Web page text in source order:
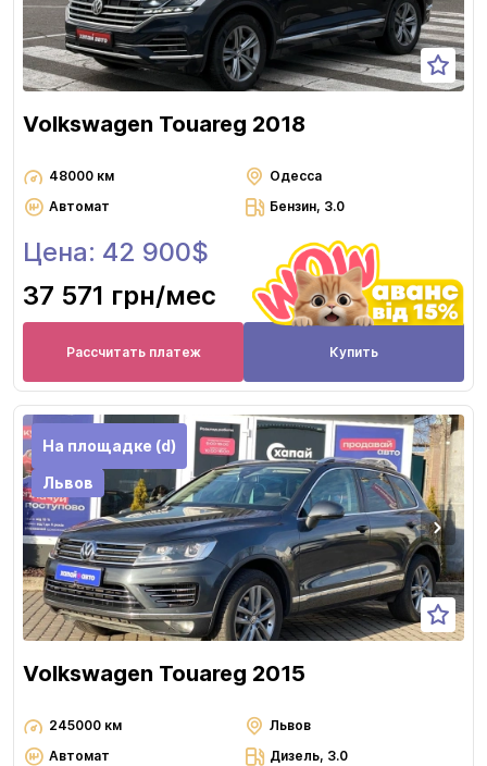
Volkswagen Touareg 2018
48000 км
Одесса
Автомат
Бензин, 3.0
Цена: 42 900$
37 571 грн/мес
Рассчитать платеж Купить
На площадке (d)
Львов
Volkswagen Touareg 2015
245000 км
Львов
Автомат
Дизель, 3.0